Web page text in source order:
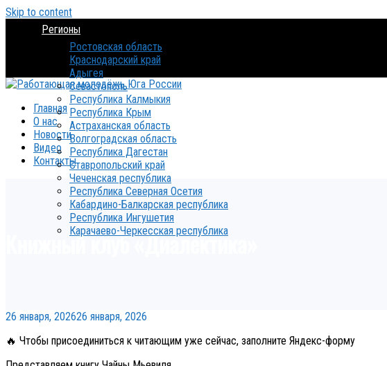
Skip to content
Регионы
Ростовская область
Краснодарский край
Адыгея
Севастополь
Республика Калмыкия
Республика Крым
Астраханская область
Волгоградская область
Республика Дагестан
Ставропольский край
Чеченская республика
Республика Северная Осетия
Кабардино-Балкарская республика
Республика Ингушетия
Карачаево-Черкесская республика
Главная
О нас
Новости
Видео
Контакты
Книжный клуб «Диалектика»
26 января, 202626 января, 2026
🔥 Чтобы присоединиться к читающим уже сейчас, заполните Яндекс-форму